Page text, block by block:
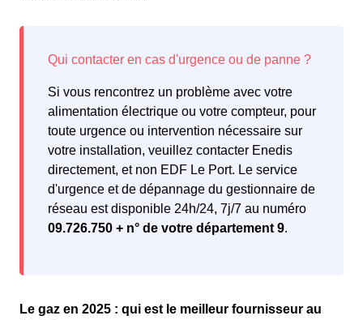
Si vous rencontrez un problème avec votre
alimentation électrique ou votre compteur, pour
toute urgence ou intervention nécessaire sur
votre installation, veuillez contacter Enedis
directement, et non EDF Le Port. Le service
d'urgence et de dépannage du gestionnaire de
réseau est disponible 24h/24, 7j/7 au numéro
09.726.750 + n° de votre département 9.
Le gaz en 2025 : qui est le meilleur fournisseur au